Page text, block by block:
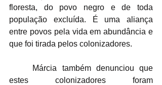
floresta, do povo negro e de toda
população excluída. É uma aliança
entre povos pela vida em abundância e
que foi tirada pelos colonizadores.
estes colonizadores foram